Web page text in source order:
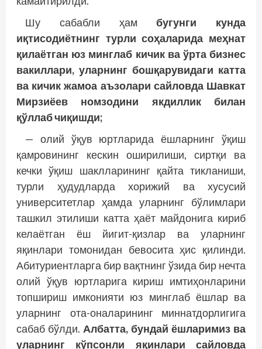
Шу сабабли ҳамбугунги кунда
иқтисодиётнинг турли соҳаларида меҳнат
қилаётган юз минглаб кичик ва ўрта бизнес
вакиллари, уларнинг бошқарувидаги катта
ва кичик жамоа аъзолари сайловда Шавкат
Мирзиёев номзодини якдиллик билан
қўллаб чиқишди;
— олий ўқув юртларида ёшларнинг ўқиш
қамровининг кескин оширилиши, сиртқи ва
кечки ўқиш шаклларининг қайта тикланиши,
турли ҳудудларда хорижий ва хусусий
университетлар ҳамда уларнинг бўлимлари
ташкил этилиши катта ҳаёт майдонига кириб
келаётган ёш йигит-қизлар ва уларнинг
яқинлари томонидан бевосита ҳис қилинди.
Абитуриентларга бир вақтнинг ўзида бир нечта
олий ўқув юртларига кириш имтиҳонларини
топшириш имконияти юз минглаб ёшлар ва
уларнинг ота-оналарининг миннатдорлигига
сабаб бўлди. Албатта, бундай ёшларимиз ва
уларнинг кўпсонли яқинлари сайловда